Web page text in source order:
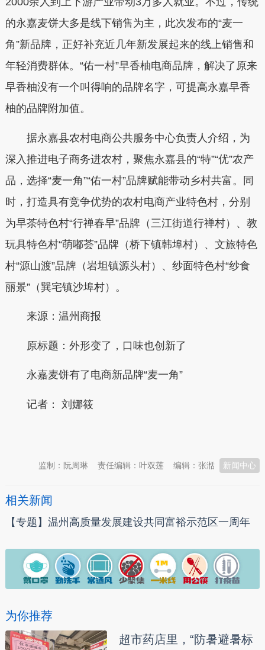
的永嘉麦饼大多是线下销售为主，此次发布的“麦一
角”新品牌，正好补充近几年新发展起来的线上销售和
年轻消费群体。“佑一村”早香柚电商品牌，解决了原来
早香柚没有一个叫得响的品牌名字，可提高永嘉早香
柚的品牌附加值。
据永嘉县农村电商公共服务中心负责人介绍，为
深入推进电子商务进农村，聚焦永嘉县的“特”“优”农产
品，选择“麦一角”“佑一村”品牌赋能带动乡村共富。同
时，打造具有竞争优势的农村电商产业特色村，分别
为早茶特色村“行禅春早”品牌（三江街道行禅村）、教
玩具特色村“萌嘟荟”品牌（桥下镇韩埠村）、文旅特色
村“源山渡”品牌（岩坦镇源头村）、纱面特色村“纱食
丽景”（巽宅镇沙埠村）。
来源：温州商报
原标题：外形变了，口味也创新了
永嘉麦饼有了电商新品牌“麦一角”
记者： 刘娜筱
新闻中心
编辑：张湉
责任编辑：叶双莲
监制：阮周琳
相关新闻
【专题】温州高质量发展建设共同富裕示范区一周年
为你推荐
超市药店里，“防暑避暑标